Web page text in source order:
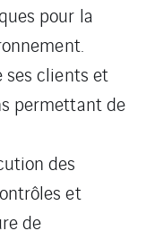
pour la
ses clients et
permettant de
des
et
de